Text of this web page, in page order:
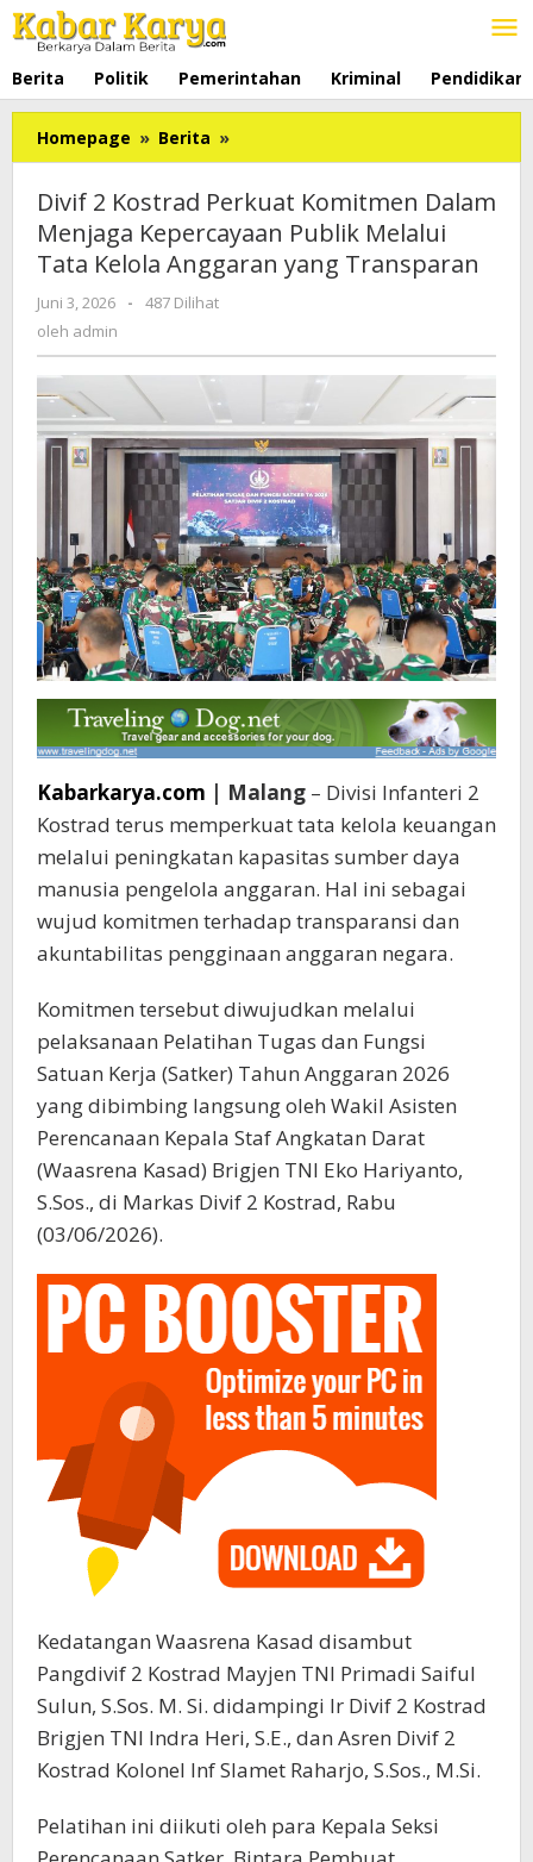
Lewati
ke
Berita Politik Pemerintahan Kriminal Pendidikan
Homepage » Berita »
2
Kostrad
Perkuat
Komitmen
Dalam
Melalui
Anggaran
yang
Transparan
Divif 2 Kostrad Perkuat Komitmen Dalam
Menjaga Kepercayaan Publik Melalui
Tata Kelola Anggaran yang Transparan
Juni 3, 2026
oleh
-
487 Dilihat
oleh admin
Kabarkarya.com | Malang – Divisi Infanteri 2
Kostrad terus memperkuat tata kelola keuangan
melalui peningkatan kapasitas sumber daya
manusia pengelola anggaran. Hal ini sebagai
wujud komitmen terhadap transparansi dan
akuntabilitas pengginaan anggaran negara.
Komitmen tersebut diwujudkan melalui
pelaksanaan Pelatihan Tugas dan Fungsi
Satuan Kerja (Satker) Tahun Anggaran 2026
yang dibimbing langsung oleh Wakil Asisten
Perencanaan Kepala Staf Angkatan Darat
(Waasrena Kasad) Brigjen TNI Eko Hariyanto,
S.Sos., di Markas Divif 2 Kostrad, Rabu
(03/06/2026).
Kedatangan Waasrena Kasad disambut
Pangdivif 2 Kostrad Mayjen TNI Primadi Saiful
Sulun, S.Sos. M. Si. didampingi Ir Divif 2 Kostrad
Brigjen TNI Indra Heri, S.E., dan Asren Divif 2
Kostrad Kolonel Inf Slamet Raharjo, S.Sos., M.Si.
Pelatihan ini diikuti oleh para Kepala Seksi